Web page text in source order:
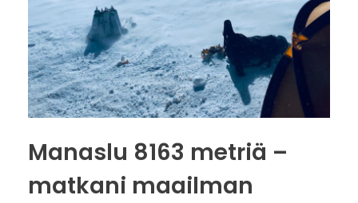
Manaslu 8163 metriä –
matkani maailman